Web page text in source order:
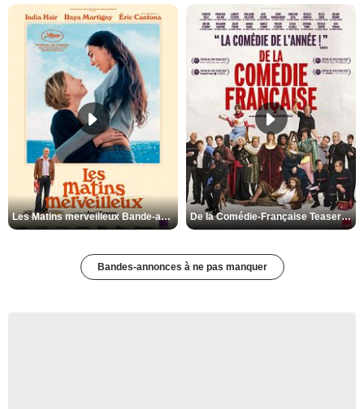
Les Matins merveilleux Bande-annonce VF De la Comédie-Française Teaser VF
Bandes-annonces à ne pas manquer